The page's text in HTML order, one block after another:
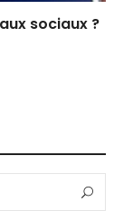
sociaux ?